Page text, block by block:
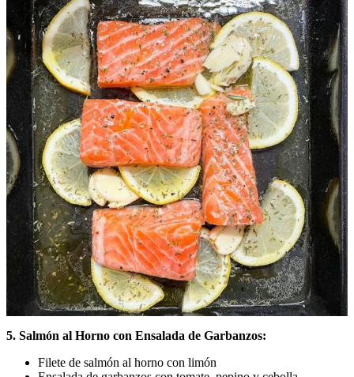
5. Salmón al Horno con Ensalada de Garbanzos:
Filete de salmón al horno con limón